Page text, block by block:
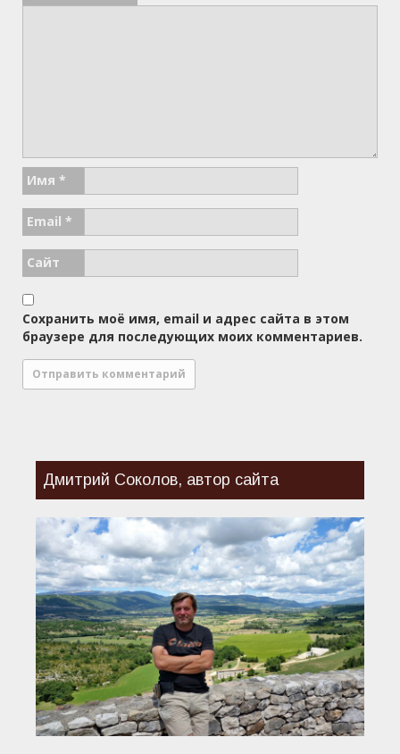
Имя *
Email *
Сайт
Сохранить моё имя, email и адрес сайта в этом
браузере для последующих моих комментариев.
Дмитрий Соколов, автор сайта